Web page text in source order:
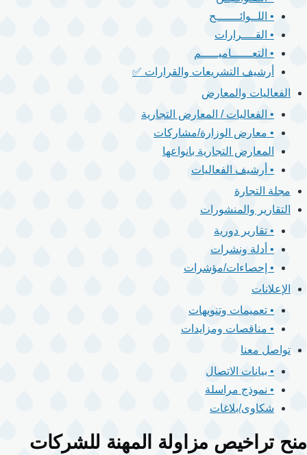
• اللــوائـــــــح
• القــــرارات
• التعــــــاميـــــم
أرشيف التشريعات والقرارات ✅
الفعاليات والمعارض
• الفعاليات / المعارض التجارية
• معارض الوزارة/مشاركات
المعارض التجارية بانواعها
• أرشيف الفعاليات
مجلة التجارة
التقارير والمنشورات
• تقارير دورية
• أدلة ونشرات
• إحصاءات/مؤشرات
الإعلانات
• تعميمات وتنويهات
• مناقصات ومزايدات
تواصل معنا
• بيانات الاتصال
• نموذج مراسلة
شكاوى/بلاغات
منح تراخيص مزاولة المهنة للشركات